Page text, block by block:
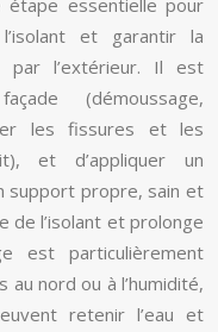
essentielle pour
et garantir la
par l’extérieur. Il est
(démoussage,
les fissures et les
et d’appliquer un
support propre, sain et
de l’isolant et prolonge
est particulièrement
nord ou à l’humidité,
retenir l’eau et